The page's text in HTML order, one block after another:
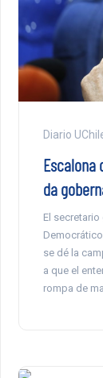
Diario
Escalona
da
El
se dé la
a que el
rompa de